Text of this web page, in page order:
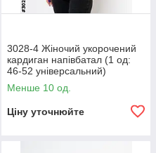
3028-4 Жіночий укорочений
кардиган напівбатал (1 од:
46-52 універсальний)
Менше 10 од.
Ціну уточнюйте